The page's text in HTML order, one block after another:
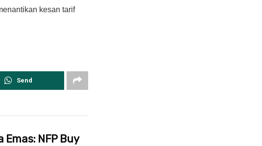
kesan tarif
Send
Emas: NFP Buy